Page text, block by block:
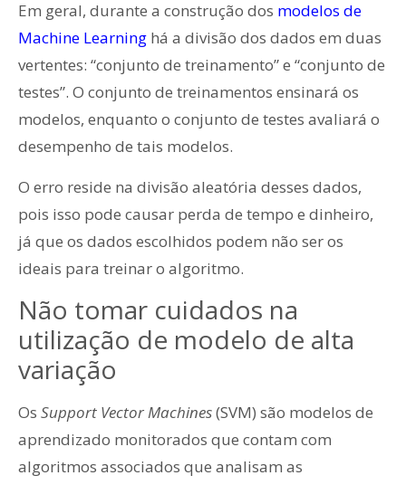
Em geral, durante a construção dos modelos de
Machine Learning há a divisão dos dados em duas
vertentes: “conjunto de treinamento” e “conjunto de
testes”. O conjunto de treinamentos ensinará os
modelos, enquanto o conjunto de testes avaliará o
desempenho de tais modelos.
O erro reside na divisão aleatória desses dados,
pois isso pode causar perda de tempo e dinheiro,
já que os dados escolhidos podem não ser os
ideais para treinar o algoritmo.
Não tomar cuidados na
utilização de modelo de alta
variação
Os Support Vector Machines(SVM) são modelos de
aprendizado monitorados que contam com
algoritmos associados que analisam as